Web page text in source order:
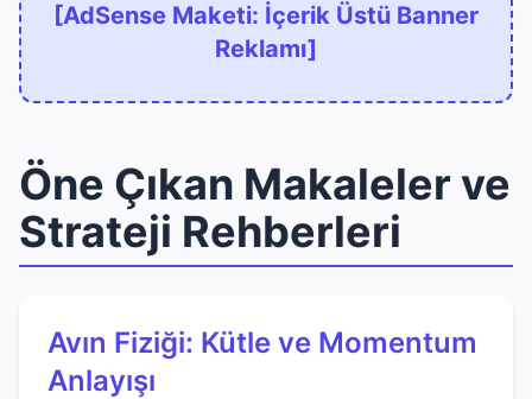
[AdSense Maketi: İçerik Üstü Banner
Reklamı]
Öne Çıkan Makaleler ve
Strateji Rehberleri
Avın Fiziği: Kütle ve Momentum
Anlayışı